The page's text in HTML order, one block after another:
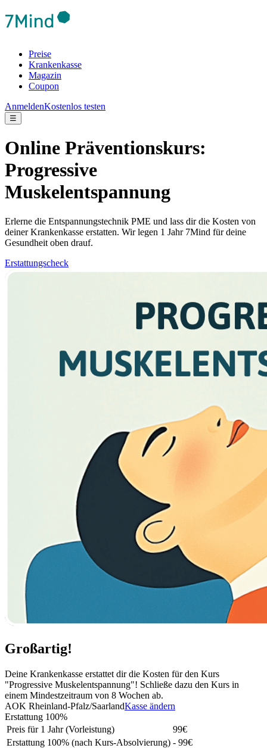
Preise
Krankenkasse
Magazin
Coupon
AnmeldenKostenlos testen
☰
Online Präventionskurs:
Progressive
Muskelentspannung
Erlerne die Entspannungstechnik PME und lass dir die Kosten von
deiner Krankenkasse erstatten. Wir legen 1 Jahr 7Mind für deine
Gesundheit oben drauf.
Erstattungscheck
Großartig!
Deine Krankenkasse erstattet dir die Kosten für den Kurs
"Progressive Muskelentspannung"! Schließe dazu den Kurs in
einem Mindestzeitraum von 8 Wochen ab.
AOK Rheinland-Pfalz/SaarlandKasse ändern
Erstattung 100%
Preis für 1 Jahr (Vorleistung)
99€
Erstattung 100% (nach Kurs-Absolvierung) - 99€